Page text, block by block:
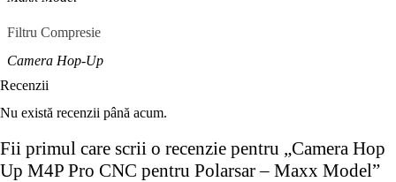
Filtru Compresie
Camera Hop-Up
Recenzii
Nu există recenzii până acum.
Fii primul care scrii o recenzie pentru „Camera Hop
Up M4P Pro CNC pentru Polarsar – Maxx Model”